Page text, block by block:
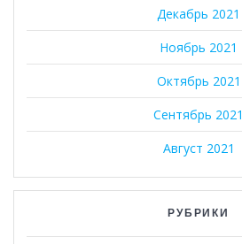
Декабрь 2021
Ноябрь 2021
Октябрь 2021
Сентябрь 2021
Август 2021
РУБРИКИ